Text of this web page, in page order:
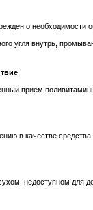
о необходимости
угля внутрь,
прием
в качестве средства
недоступном для